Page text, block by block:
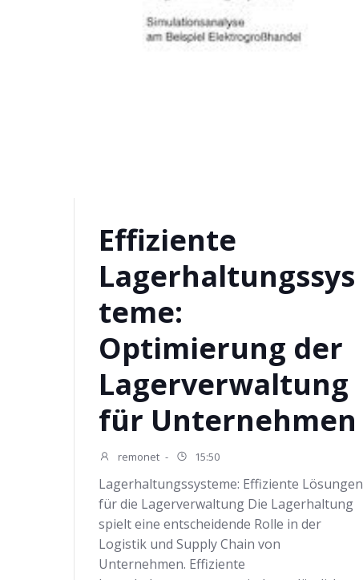
Effiziente
Lagerhaltungssys
teme:
Optimierung der
Lagerverwaltung
für Unternehmen
remonet - 15:50
Lagerhaltungssysteme: Effiziente Lösungen
für die Lagerverwaltung Die Lagerhaltung
spielt eine entscheidende Rolle in der
Logistik und Supply Chain von
Unternehmen. Effiziente